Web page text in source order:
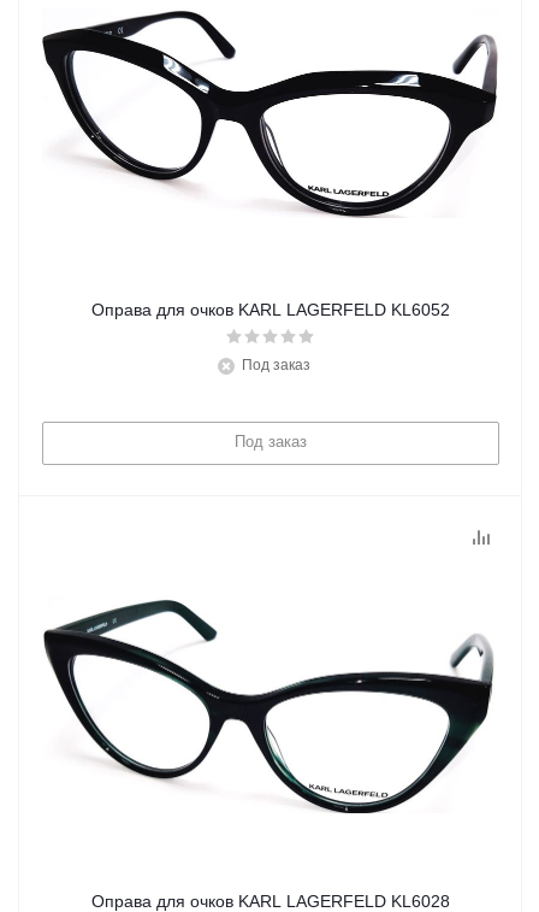
Оправа для очков KARL LAGERFELD KL6052
Под заказ
Под заказ
Оправа для очков KARL LAGERFELD KL6028